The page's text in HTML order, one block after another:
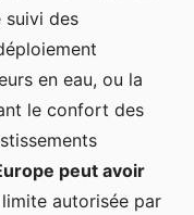
suivi des
en eau, ou la
le confort des
peut avoir
autorisée par